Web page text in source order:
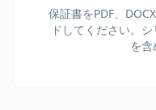
保証書をPDF、
ドしてください。
を含